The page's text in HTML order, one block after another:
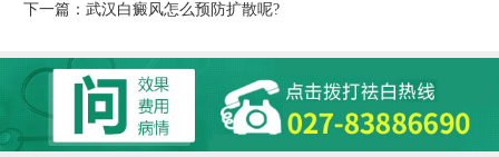
下一篇： 武汉白癜风怎么预防扩散呢?